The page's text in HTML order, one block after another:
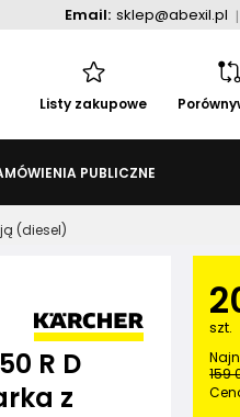
Email: sklep@abexil.pl
Listy zakupowe
PUBLICZNE
(diesel)
R D
z
szt.
159